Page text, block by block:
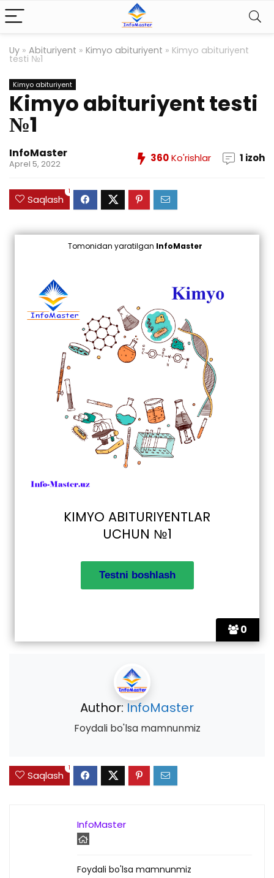
Uy » Abituriyent » Kimyo abituriyent » Kimyo abituriyent
testi №1
Kimyo abituriyent
Kimyo abituriyent testi
№1
InfoMaster
Aprel 5, 2022 360Ko'rishlar 1 izoh
Saqlash
1
0
Tomonidan yaratilgan InfoMaster
KIMYO ABITURIYENTLAR
UCHUN №1
Author: InfoMaster
Foydali bo'lsa mamnunmiz
Saqlash
1
InfoMaster
Foydali bo'lsa mamnunmiz